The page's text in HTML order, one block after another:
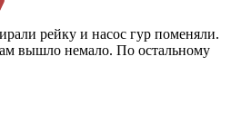
рейку и насос гур поменяли.
вышло немало. По остальному